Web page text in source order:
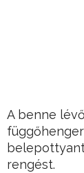
A benne
rengést.